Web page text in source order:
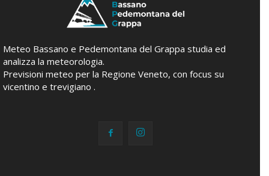
Meteo Bassano e Pedemontana del Grappa studia ed
analizza la meteorologia.
Previsioni meteo per la Regione Veneto, con focus su
vicentino e trevigiano .